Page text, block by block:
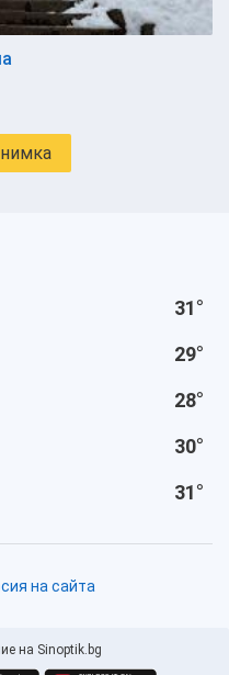
31°
29°
28°
30°
31°
на сайта
на Sinoptik.bg